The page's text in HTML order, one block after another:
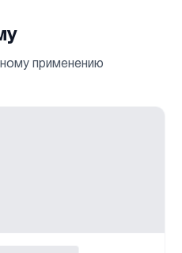
применению